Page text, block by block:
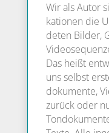
Wir als Autor
ka­tio­nen die
de­ten Bil­der,
Das heißt
uns selbst
do­ku­men­te,
zurück oder